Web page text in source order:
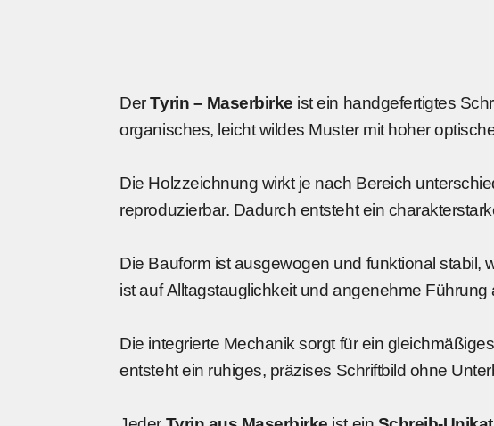
DerTyrin – Maserbirke ist ein handgefertigtes
organisches, leicht wildes Muster mit hoher
Die Holzzeichnung wirkt je nach Bereich
reproduzierbar. Dadurch entsteht ein
Die Bauform ist ausgewogen und funktional stabil,
ist auf Alltagstauglichkeit und angenehme Führung
Die integrierte Mechanik sorgt für ein
entsteht ein ruhiges, präzises Schriftbild ohne